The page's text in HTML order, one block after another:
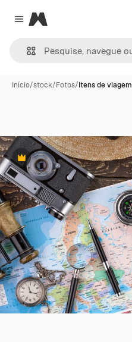
Close menu
Magnific
Início/stock/Fotos/Itens de
Premium